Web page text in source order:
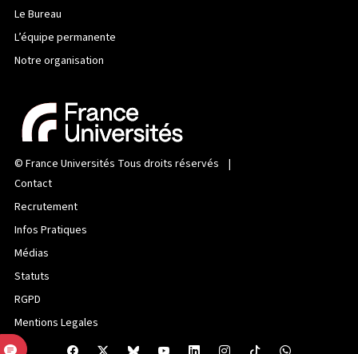
Le Bureau
L’équipe permanente
Notre organisation
© France Universités Tous droits réservés |
Contact
Recrutement
Infos Pratiques
Médias
Statuts
RGPD
Mentions Legales